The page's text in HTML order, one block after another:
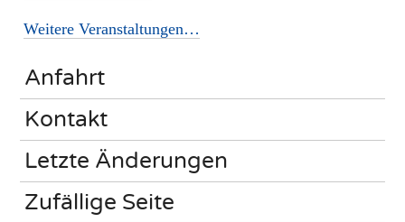
Weitere Veranstaltungen…
Anfahrt
Kontakt
Letzte Änderungen
Zufällige Seite